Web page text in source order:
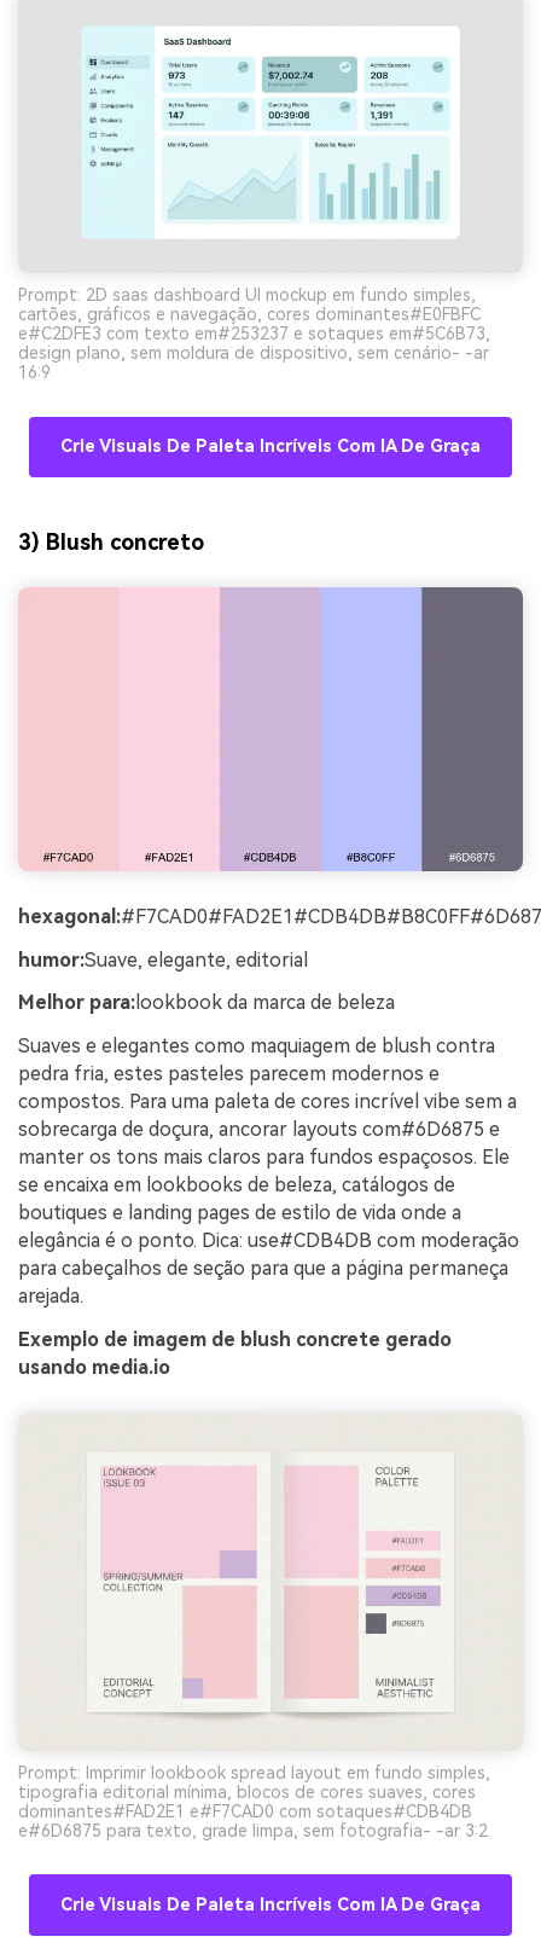
Prompt: 2D saas dashboard UI mockup em fundo simples,
cartões, gráficos e navegação, cores dominantes#E0FBFC
e#C2DFE3 com texto em#253237 e sotaques em#5C6B73,
design plano, sem moldura de dispositivo, sem cenário- -ar
16:9
Crie Visuais De Paleta Incríveis Com IA De Graça
3) Blush concreto
hexagonal:
humor:Suave, elegante, editorial
Melhor para: lookbook da marca de beleza
Suaves e elegantes como maquiagem de blush contra
pedra fria, estes pasteles parecem modernos e
compostos. Para uma paleta de cores incrível vibe sem a
sobrecarga de doçura, ancorar layouts com#6D6875 e
manter os tons mais claros para fundos espaçosos. Ele
se encaixa em lookbooks de beleza, catálogos de
boutiques e landing pages de estilo de vida onde a
elegância é o ponto. Dica: use#CDB4DB com moderação
para cabeçalhos de seção para que a página permaneça
arejada.
Exemplo de imagem de blush concrete gerado
usando media.io
Prompt: Imprimir lookbook spread layout em fundo simples,
tipografia editorial mínima, blocos de cores suaves, cores
dominantes#FAD2E1 e#F7CAD0 com sotaques#CDB4DB
e#6D6875 para texto, grade limpa, sem fotografia- -ar 3:2
Crie Visuais De Paleta Incríveis Com IA De Graça